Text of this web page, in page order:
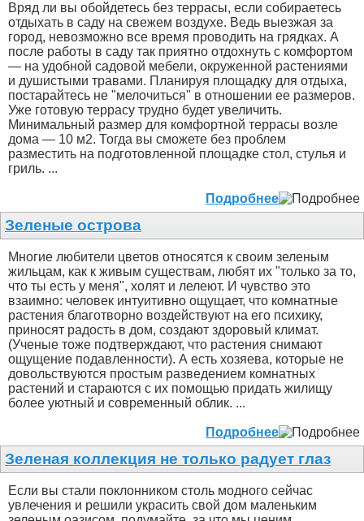
Вряд ли вы обойдетесь без террасы, если собираетесь
отдыхать в саду на свежем воздухе. Ведь выезжая за
город, невозможно все время проводить на грядках. А
после работы в саду так приятно отдохнуть с комфортом
— на удобной садовой мебели, окруженной растениями
и душистыми травами. Планируя площадку для отдыха,
постарайтесь не "мелочиться" в отношении ее размеров.
Уже готовую террасу трудно будет увеличить.
Минимальный размер для комфортной террасы возле
дома — 10 м2. Тогда вы сможете без проблем
разместить на подготовленной площадке стол, стулья и
гриль. ...
Подробнее
Зеленые острова
Многие любители цветов относятся к своим зеленым
жильцам, как к живым существам, любят их "только за то,
что ты есть у меня", холят и лелеют. И чувство это
взаимно: человек интуитивно ощущает, что комнатные
растения благотворно воздействуют на его психику,
приносят радость в дом, создают здоровый климат.
(Ученые тоже подтверждают, что растения снимают
ощущение подавленности). А есть хозяева, которые не
довольствуются простым разведением комнатных
растений и стараются с их помощью придать жилищу
более уютный и современный облик. ...
Подробнее
Зеленая коллекция не только радует глаз
Если вы стали поклонником столь модного сейчас
увлечения и решили украсить свой дом маленьким